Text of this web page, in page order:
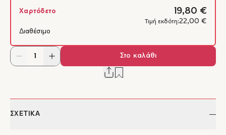
Χαρτόδετο 19,80 €
Τιμή εκδότη:22,00 €
Διαθέσιμο
Στο καλάθι
ΣΧΕΤΙΚΑ